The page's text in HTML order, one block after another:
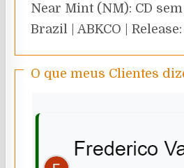
Near Mint (NM): CD
Brazil | ABKCO |
O que meus Clientes